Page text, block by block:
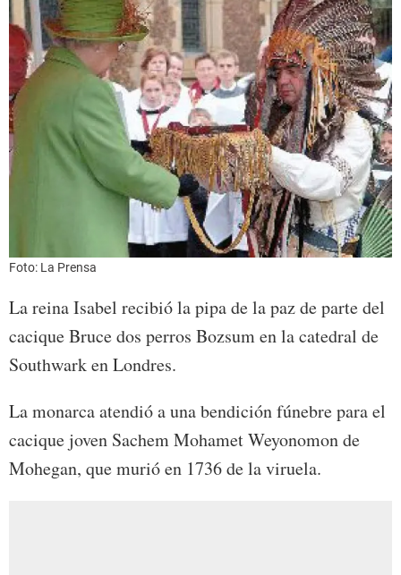
Foto: La Prensa
La reina Isabel recibió la pipa de la paz de parte del
cacique Bruce dos perros Bozsum en la catedral de
Southwark en Londres.
La monarca atendió a una bendición fúnebre para el
cacique joven Sachem Mohamet Weyonomon de
Mohegan, que murió en 1736 de la viruela.